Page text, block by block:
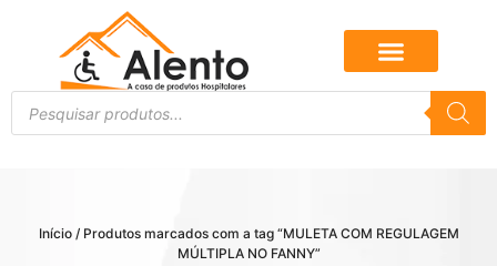
Início/ Produtos marcados com a tag “MULETA COM REGULAGEM
MÚLTIPLA NO FANNY”